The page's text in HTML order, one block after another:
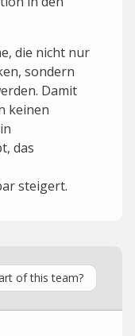
die nicht nur
sondern
Damit
keinen
das
steigert.
of this team?